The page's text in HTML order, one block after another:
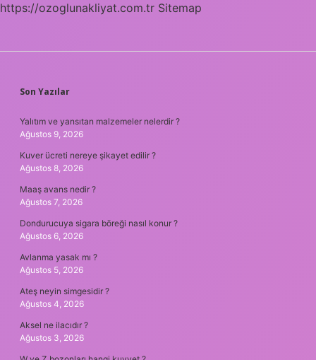
https://ozoglunakliyat.com.tr Sitemap
SIDEBAR
Son Yazılar
Yalıtım ve yansıtan malzemeler nelerdir ?
Ağustos 9, 2026
Kuver ücreti nereye şikayet edilir ?
Ağustos 8, 2026
Maaş avans nedir ?
Ağustos 7, 2026
Dondurucuya sigara böreği nasıl konur ?
Ağustos 6, 2026
Avlanma yasak mı ?
Ağustos 5, 2026
Ateş neyin simgesidir ?
Ağustos 4, 2026
Aksel ne ilacıdır ?
Ağustos 3, 2026